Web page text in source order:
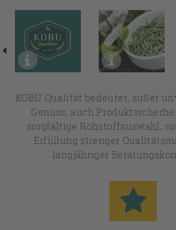
KOBU Qualität bedeutet, außer
Genuss, auch
sorgfältige Rohstoffauswahl,
Erfüllung strenger
langjähriger